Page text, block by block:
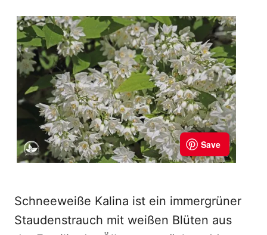
Schneeweiße Kalina ist ein immergrüner
Staudenstrauch mit weißen Blüten aus